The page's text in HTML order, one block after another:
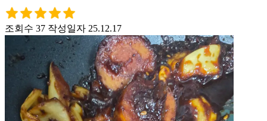
조회수 37 작성일자 25.12.17